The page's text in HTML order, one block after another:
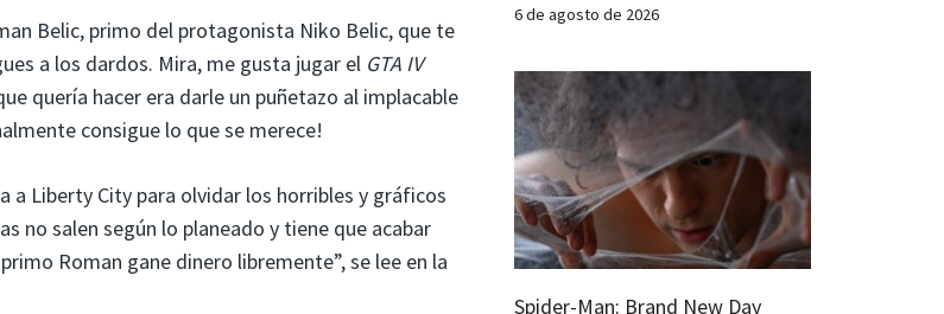
Belic, primo del protagonista Niko Belic, que te
a los dardos. Mira, me gusta jugar el GTA IV
quería hacer era darle un puñetazo al implacable
consigue lo que se merece!
a Liberty City para olvidar los horribles y gráficos
no salen según lo planeado y tiene que acabar
Roman gane dinero libremente”, se lee en la
6 de agosto de 2026
Spider-Man: Brand New Day